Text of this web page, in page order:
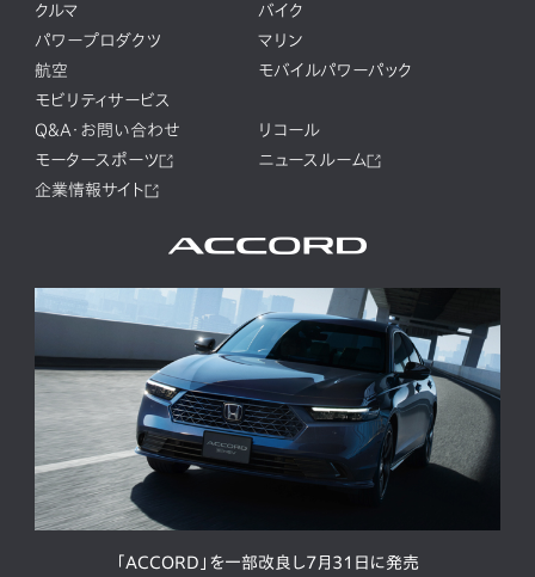
クルマ
バイク
パワープロダクツ
マリン
航空
モバイルパワーパック
モビリティサービス
Q&A・お問い合わせ
リコール
モータースポーツ
ニュースルーム
企業情報サイト
「ACCORD」を一部改良し7月31日に発売